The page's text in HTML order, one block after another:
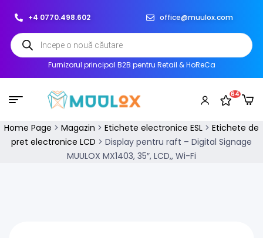
+4 0770.498.602 office@muulox.com
Furnizorul principal B2B pentru Retail & HoReCa
64
Home Page > Magazin > Etichete electronice ESL > Etichete de
pret electronice LCD > Display pentru raft – Digital Signage
MUULOX MX1403, 35″, LCD,, Wi-Fi